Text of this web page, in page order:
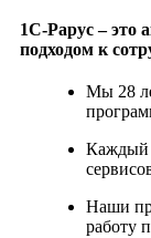
1С-Рарус – это
подходом к
Мы 28
Каждый
Наши
работу